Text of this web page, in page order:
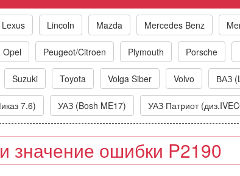
Lexus Lincoln Mazda Mercedes Benz
Opel Peugeot/Citroen Plymouth Porsche
Suzuki Toyota Volga Siber Volvo ВАЗ
7.6) УАЗ (Bosh ME17) УАЗ Патриот
значение ошибки P2190